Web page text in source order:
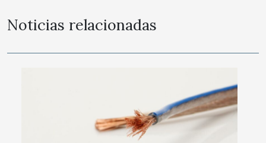
Noticias relacionadas